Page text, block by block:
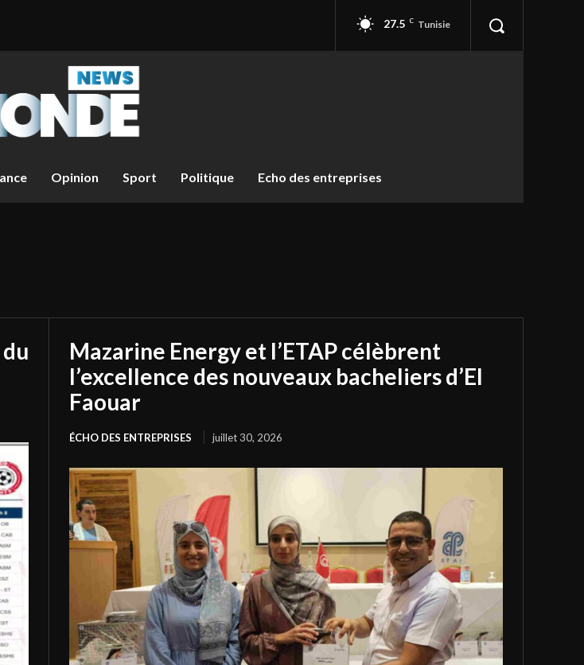
27.5 C Tunisie
Opinion Sport Politique Echo des entreprises
Mazarine Energy et l’ETAP célèbrent
l’excellence des nouveaux bacheliers d’El
Faouar
ÉCHO DES ENTREPRISES juillet 30, 2026